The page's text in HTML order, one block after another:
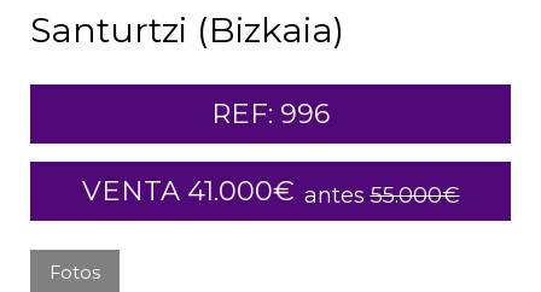
Santurtzi (Bizkaia)
REF: 996
VENTA 41.000€ antes55.000€
Fotos